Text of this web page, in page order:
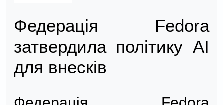
Федерація Fedora
затвердила політику AI
для внесків